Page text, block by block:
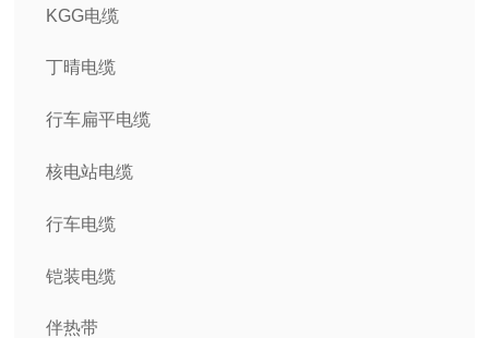
KGG电缆
丁晴电缆
行车扁平电缆
核电站电缆
行车电缆
铠装电缆
伴热带